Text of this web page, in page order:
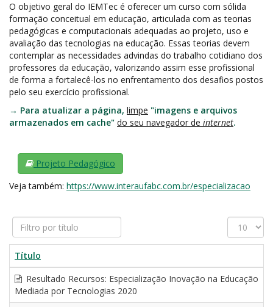
O objetivo geral do IEMTec é oferecer um curso com sólida
formação conceitual em educação, articulada com as teorias
pedagógicas e computacionais adequadas ao projeto, uso e
avaliação das tecnologias na educação. Essas teorias devem
contemplar as necessidades advindas do trabalho cotidiano dos
professores da educação, valorizando assim esse profissional
de forma a fortalecê-los no enfrentamento dos desafios postos
pelo seu exercício profissional.
→ Para atualizar a página, limpe "imagens e arquivos
armazenados em cache" do seu navegador de internet.
Projeto Pedagógico
Veja também: https://www.interaufabc.com.br/especializacao
Filtro
por
título
Exibir
#
Título
Resultado Recursos: Especialização Inovação na Educação
Mediada por Tecnologias 2020